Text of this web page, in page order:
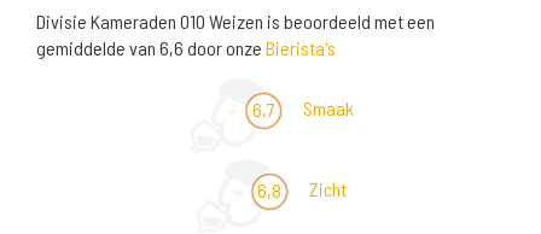
Divisie Kameraden 010 Weizen is beoordeeld met een
gemiddelde van 6,6 door onze Bierista's
6,7 Smaak
6,8 Zicht